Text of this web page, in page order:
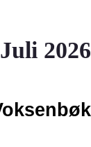
Juli 2026